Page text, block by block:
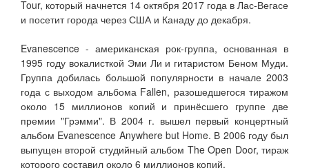
Tour, который начнется 14 октября 2017 года в Лас-Вегасе
и посетит города через США и Канаду до декабря.
Evanescence - американская рок-группа, основанная в
1995 году вокалисткой Эми Ли и гитаристом Беном Муди.
Группа добилась большой популярности в начале 2003
года с выходом альбома Fallen, разошедшегося тиражом
около 15 миллионов копий и принёсшего группе две
премии "Грэмми". В 2004 г. вышел первый концертный
альбом Evanescence Anywhere but Home. В 2006 году был
выпущен второй студийный альбом The Open Door, тираж
которого составил около 6 миллионов копий.